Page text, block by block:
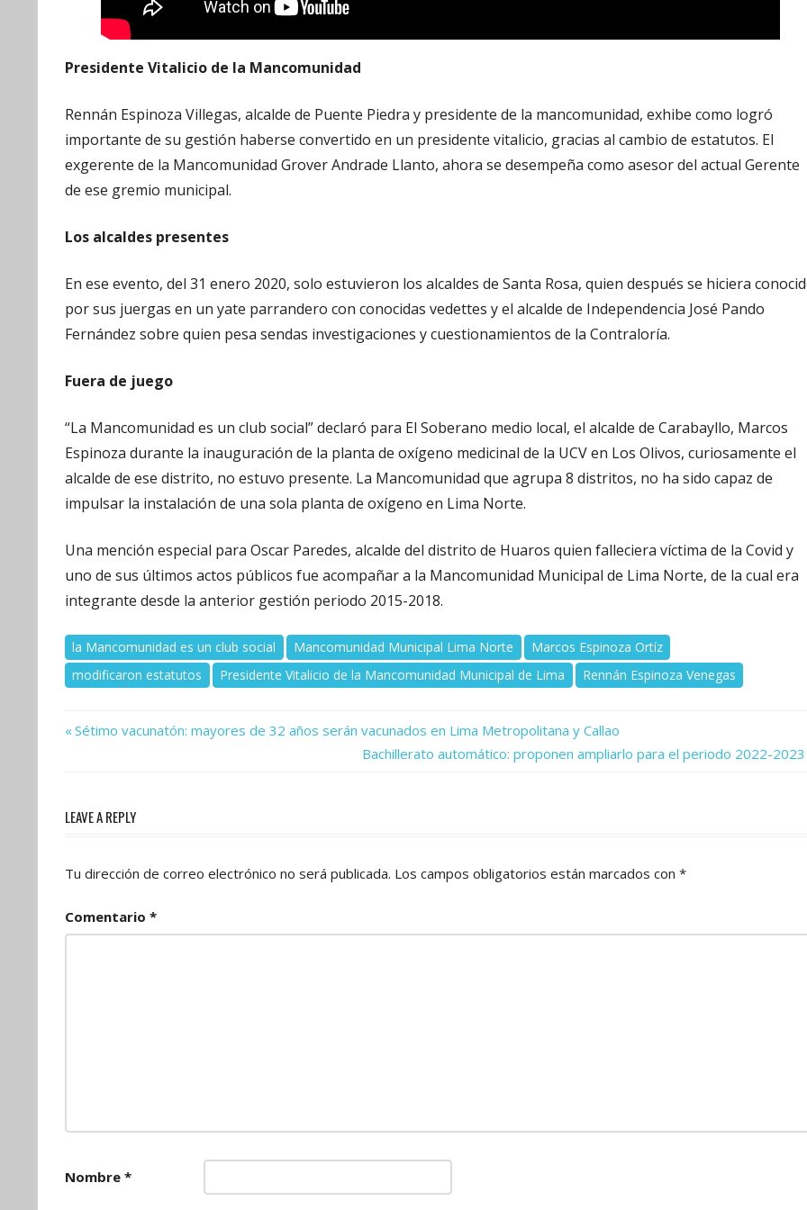
Presidente Vitalicio de la Mancomunidad
Rennán Espinoza Villegas, alcalde de Puente Piedra y presidente de la mancomunidad, exhibe como logró
importante de su gestión haberse convertido en un presidente vitalicio, gracias al cambio de estatutos. El
exgerente de la Mancomunidad Grover Andrade Llanto, ahora se desempeña como asesor del actual Gerente
de ese gremio municipal.
Los alcaldes presentes
En ese evento, del 31 enero 2020, solo estuvieron los alcaldes de Santa Rosa, quien después se hiciera
por sus juergas en un yate parrandero con conocidas vedettes y el alcalde de Independencia José Pando
Fernández sobre quien pesa sendas investigaciones y cuestionamientos de la Contraloría.
Fuera de juego
“La Mancomunidad es un club social” declaró para El Soberano medio local, el alcalde de Carabayllo, Marcos
Espinoza durante la inauguración de la planta de oxígeno medicinal de la UCV en Los Olivos, curiosamente el
alcalde de ese distrito, no estuvo presente. La Mancomunidad que agrupa 8 distritos, no ha sido capaz de
impulsar la instalación de una sola planta de oxígeno en Lima Norte.
Una mención especial para Oscar Paredes, alcalde del distrito de Huaros quien falleciera víctima de la Covid y
uno de sus últimos actos públicos fue acompañar a la Mancomunidad Municipal de Lima Norte, de la cual era
integrante desde la anterior gestión periodo 2015-2018.
la Mancomunidad es un club social Mancomunidad Municipal Lima Norte
Marcos Espinoza Ortíz
modificaron estatutos
Presidente Vitalicio de la Mancomunidad Municipal de Lima Rennán Espinoza Venegas
Navegación
entradas
Previous
Sétimo vacunatón: mayores de 32 años serán vacunados en Lima Metropolitana y Callao
Next
Bachillerato automático: proponen ampliarlo para el periodo 2022-2023
LEAVE A REPLY
Tu dirección de correo electrónico no será publicada. Los campos obligatorios están marcados con *
Comentario *
Nombre *